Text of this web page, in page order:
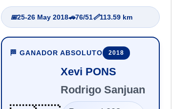
📅25-26 May 2018🚗76/51📏113.59 km
🏁 GANADOR ABSOLUTO 2018
Xevi PONS
Rodrigo Sanjuan